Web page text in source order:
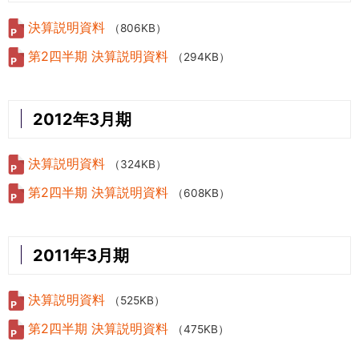
決算説明資料 （806KB）
第2四半期 決算説明資料 （294KB）
2012年3月期
決算説明資料 （324KB）
第2四半期 決算説明資料 （608KB）
2011年3月期
決算説明資料 （525KB）
第2四半期 決算説明資料 （475KB）